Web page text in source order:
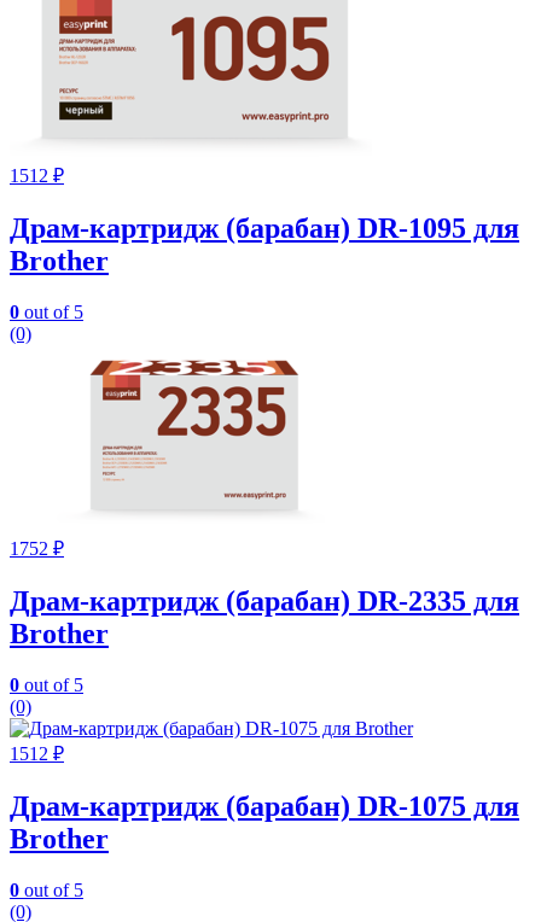
1512 ₽
Драм-картридж (барабан) DR-1095 для
Brother
0 out of 5
(0)
1752 ₽
Драм-картридж (барабан) DR-2335 для
Brother
0 out of 5
(0)
1512 ₽
Драм-картридж (барабан) DR-1075 для
Brother
0 out of 5
(0)